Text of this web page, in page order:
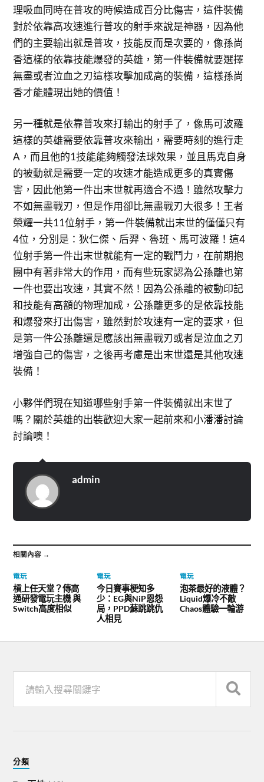
理吸血同時在普攻的時候造成百分比傷害，這件裝備
對於依靠高攻速進行普攻的射手來說是神器，因為他
們的主要輸出就是普攻，技能反而是次要的，像孫尚
香這樣的依靠技能爆發的英雄，第一件裝備就要選擇
無盡或者泣血之刃這樣攻擊加成高的裝備，這樣孫尚
香才能體現出她的價值！
另一種就是依靠普攻來打輸出的射手了，像馬可波羅
這樣的英雄需要依靠普攻來輸出，需要時刻的進行走
A，而且他的1技能能夠觸發法球效果，並且馬克自身
的被動就是需要一定的攻速才能造成更多的真實傷
害，因此他第一件出末世就再適合不過！雖然攻擊力
不如無盡戰刃，但是作用卻比無盡戰刃大很多！王者
榮耀一共11位射手，第一件裝備就出末世的僅僅只有
4位，分別是：狄仁傑、后羿、魯班、馬可波羅！這4
位射手第一件出末世就能有一定的戰鬥力，在前期抱
團中有著非常大的作用，而有些玩家認為公孫離也第
一件也要出攻速，其實不然！因為公孫離的被動印記
和技能有高額的物理加成，公孫離更多的是依靠技能
和爆發來打出傷害，雖然對於攻速有一定的要求，但
是第一件公孫離還是應該出無盡戰刃或者是泣血之刃
增強自己的傷害，之後再考慮是出末世還是其他攻速
裝備！
小夥伴們現在知道哪些射手第一件裝備就出末世了
嗎？關於英雄的出裝歡迎大家一起前來和小潘潘討論
討論噢！
admin
相關內容 →
電玩
槓上任天堂？傳高
通研發電玩主機 與
Switch高度相似
電玩
今日賽事梗知多
少：EG與NiP恩怨
局，PPD蘇跳跳仇
人相見
電玩
泡茶最好的液體？
Liquid爆冷不敵
Chaos體驗一輪游
分類